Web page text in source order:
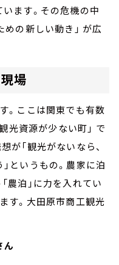
ます。その危機の中
めの新しい動き」 が広
場
。ここは関東でも有数
光資源が少ない町」 で
が「観光がないなら、
というもの。農家に泊
農泊」に力を入れてい
す。大田原市商工観光
ん